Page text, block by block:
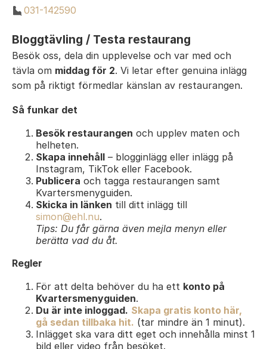
031-142590
Bloggtävling / Testa restaurang
Besök oss, dela din upplevelse och var med och
tävla om middag för 2. Vi letar efter genuina inlägg
som på riktigt förmedlar känslan av restaurangen.
Så funkar det
Besök restaurangen och upplev maten och
helheten.
Skapa innehåll – blogginlägg eller inlägg på
Instagram, TikTok eller Facebook.
Publicera och tagga restaurangen samt
Kvartersmenyguiden.
Skicka in länken till ditt inlägg till
simon@ehl.nu.
Tips: Du får gärna även mejla menyn eller
berätta vad du åt.
Regler
För att delta behöver du ha ett konto på
Kvartersmenyguiden.
Du är inte inloggad. Skapa gratis konto här,
gå sedan tillbaka hit. (tar mindre än 1 minut).
Inlägget ska vara ditt eget och innehålla minst 1
bild eller video från besöket.